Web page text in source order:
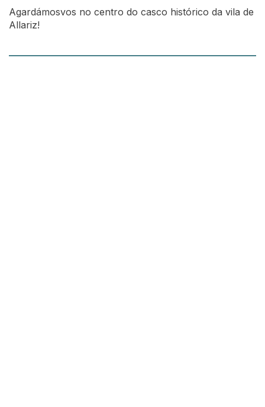
Agardámosvos no centro do casco histórico da vila de
Allariz!